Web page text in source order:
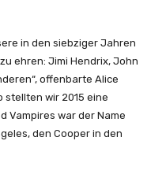
in den siebziger Jahren
ehren: Jimi Hendrix, John
offenbarte Alice
stellten wir 2015 eine
Vampires war der Name
den Cooper in den